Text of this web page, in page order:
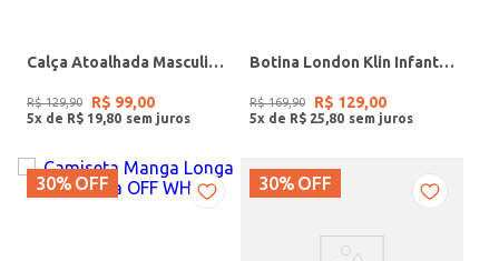
Calça Atoalhada Masculina OCRE
R$ 129,90 R$ 99,00
5x de R$ 19 80
Botina London Klin Infantil Para Menino - CAFE
R$ 169,90 R$ 129,00
5x de R$ 25 80
30% OFF 30% OFF